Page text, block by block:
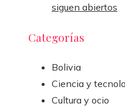
siguen abiertos
Categorías
Bolivia
Ciencia y
Cultura y ocio